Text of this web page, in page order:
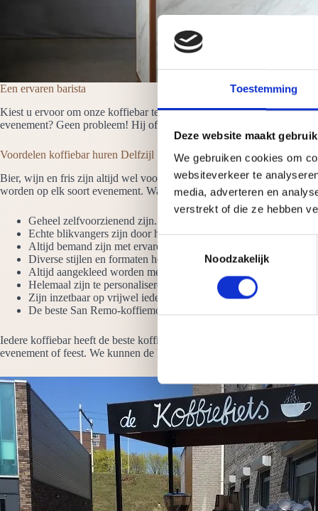
Toestemming
Deze website maakt
We gebruiken cookies om
websiteverkeer te
media, adverteren en
verstrekt of die ze hebben
o
e
s
t
m
i
n
g
s
s
e
l
e
Noodzakelijk
Een ervaren barista
Kiest u ervoor om onze koffiebar te huren in Delfzijl dan is er altijd
evenement? Geen probleem! Hij of zij heet de gasten welkom en
Voordelen koffiebar huren Delfzijl
Bier, wijn en fris zijn altijd wel voorradig op een evenement maar
worden op elk soort evenement. Waarom onze koffiebars huren?
Geheel zelfvoorzienend zijn. Het enige wat we moeten hebben
Echte blikvangers zijn door het hoogglans design en de LED-
Altijd bemand zijn met ervaren barista’s die verstand hebben
Diverse stijlen en formaten hebben. Bekijk ook de koffie
Altijd aangekleed worden met vazen koffiebonen
Helemaal zijn te personaliseren met jouw logo
Zijn inzetbaar op vrijwel iedere locatie
De beste San Remo-koffiemolens en espressomachines hebben
Iedere koffiebar heeft de beste koffiemachines, molens en overige
evenement of feest. We kunnen de koffiebar geheel inrichten naar